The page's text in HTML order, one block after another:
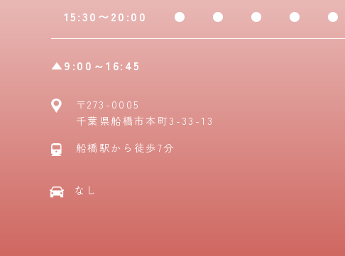
15:30〜20:00 ● ● ● ● ●
▲9:00～16:45
〒273-0005
千葉県船橋市本町3-33-13
船橋駅から徒歩7分
なし